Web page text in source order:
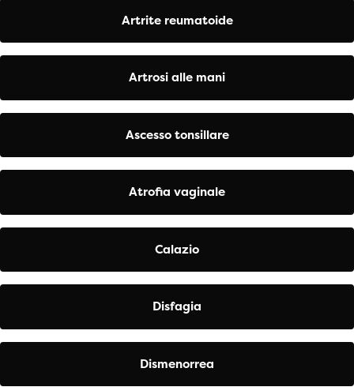
Artrite reumatoide
Artrosi alle mani
Ascesso tonsillare
Atrofia vaginale
Calazio
Disfagia
Dismenorrea